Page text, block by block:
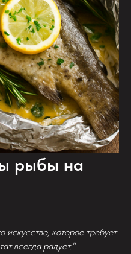
рыбы на
искусство, которое требует
всегда радует."